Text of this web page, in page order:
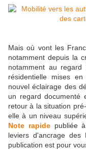
Mais où vont les
notamment depuis la
notamment au regard
résidentielle mises
nouvel éclairage des
un regard documenté
retour à la situation
elle à un niveau
Note rapidepubliée à
leviers d'ancrage des
publication est pour